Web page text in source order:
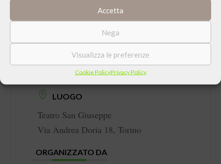
Accetta
Nega
Visualizza le preferenze
Cookie PolicyPrivacy Policy
DATA
Giovedì 02 Ottobre 2025 ore 21:15
LUOGO
Teatro San Giuseppe
Via Andrea Doria 18, Torino
ORGANIZZATO DA